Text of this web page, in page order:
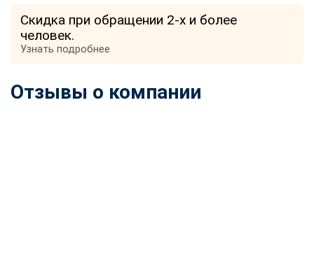
Скидка при обращении 2-х и более
человек.
Узнать подробнее
Отзывы о компании